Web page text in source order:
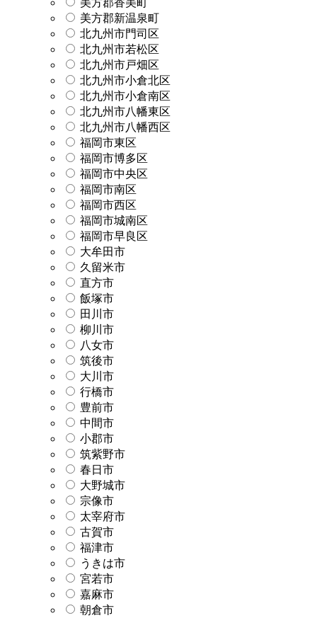
美方郡新温泉町
北九州市門司区
北九州市若松区
北九州市戸畑区
北九州市小倉北区
北九州市小倉南区
北九州市八幡東区
北九州市八幡西区
福岡市東区
福岡市博多区
福岡市中央区
福岡市南区
福岡市西区
福岡市城南区
福岡市早良区
大牟田市
久留米市
直方市
飯塚市
田川市
柳川市
八女市
筑後市
大川市
行橋市
豊前市
中間市
小郡市
筑紫野市
春日市
大野城市
宗像市
太宰府市
古賀市
福津市
うきは市
宮若市
嘉麻市
朝倉市